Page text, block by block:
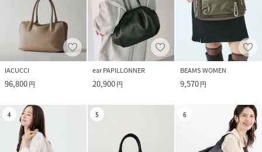
IACUCCI
96,800円
ear PAPILLONNER
20,900円
BEAMS WOMEN
9,570円
4 5 6